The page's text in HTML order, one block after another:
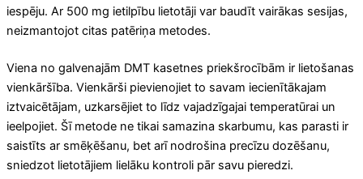
iespēju. Ar 500 mg ietilpību lietotāji var baudīt vairākas sesijas,
neizmantojot citas patēriņa metodes.
Viena no galvenajām DMT kasetnes priekšrocībām ir lietošanas
vienkāršība. Vienkārši pievienojiet to savam iecienītākajam
iztvaicētājam, uzkarsējiet to līdz vajadzīgajai temperatūrai un
ieelpojiet. Šī metode ne tikai samazina skarbumu, kas parasti ir
saistīts ar smēķēšanu, bet arī nodrošina precīzu dozēšanu,
sniedzot lietotājiem lielāku kontroli pār savu pieredzi.